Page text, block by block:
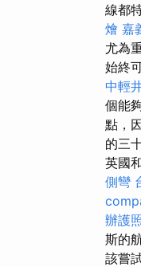
線都
燴 嘉
尤為
始終
中輕
個能
點，
的三
英國
側彎
辦護
斯的
該嘗